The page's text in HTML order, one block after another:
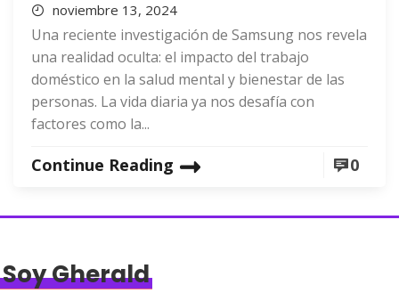
noviembre 13, 2024
Una reciente investigación de Samsung nos revela
una realidad oculta: el impacto del trabajo
doméstico en la salud mental y bienestar de las
personas. La vida diaria ya nos desafía con
factores como la...
Continue Reading 0
Soy Gherald